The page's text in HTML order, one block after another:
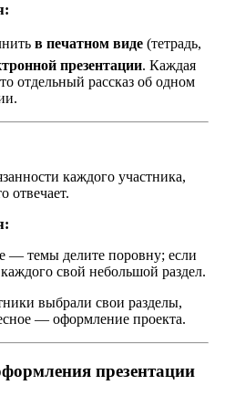
в печатном виде(тетрадь,
презентации. Каждая
отдельный рассказ об одном
каждого участника,
отвечает.
— темы делите поровну; если
свой небольшой раздел.
выбрали свои разделы,
— оформление проекта.
презентации